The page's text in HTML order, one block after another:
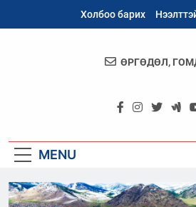
Холбоо барих
ӨРГӨДӨЛ,
MENU